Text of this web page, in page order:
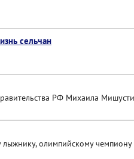
сельчан
РФ Михаила
олимпийскому чемпиону